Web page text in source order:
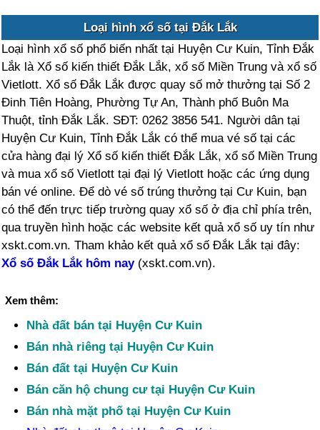
Loại hình xổ số tại Đắk Lắk
Loại hình xổ số phổ biến nhất tại Huyện Cư Kuin, Tỉnh Đắk
Lắk là Xổ số kiến thiết Đắk Lắk, xổ số Miền Trung và xổ số
Vietlott. Xổ số Đắk Lắk được quay số mở thưởng tại Số 2
Đinh Tiên Hoàng, Phường Tự An, Thành phố Buôn Ma
Thuột, tỉnh Đắk Lắk. SĐT: 0262 3856 541. Người dân tại
Huyện Cư Kuin, Tỉnh Đắk Lắk có thể mua vé số tại các
cửa hàng đại lý Xổ số kiến thiết Đắk Lắk, xổ số Miền Trung
và mua xổ số Vietlott tại đại lý Vietlott hoặc các ứng dụng
bán vé online. Để dò vé số trúng thưởng tại Cư Kuin, bạn
có thể đến trực tiếp trường quay xổ số ở địa chỉ phía trên,
qua truyền hình hoặc các website kết quả xổ số uy tín như
xskt.com.vn. Tham khảo kết quả xổ số Đắk Lắk tại đây:
Xổ số Đắk Lắk hôm nay(xskt.com.vn).
Xem thêm:
Nhà đất bán tại Huyện Cư Kuin
Bán nhà riêng tại Huyện Cư Kuin
Bán đất tại Huyện Cư Kuin
Bán căn hộ chung cư tại Huyện Cư Kuin
Bán nhà mặt phố tại Huyện Cư Kuin